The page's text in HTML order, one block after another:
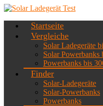
Startseite
Vergleiche
Solar Ladegeräte
Solar
Powerbanks bis
Finder
Solar-Ladegeräte
Solar-Powerbanks
Powerbanks